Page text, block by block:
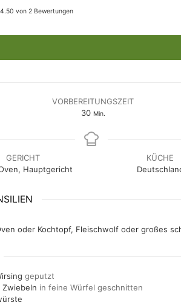
4.50 von2 Bewertungen
VORBEREITUNGSZEIT
30Minuten
Min.
GERICHT
Hauptgericht
KÜCHE
oder Kochtopf, Fleischwolf oder großes
geputzt
Zwiebeln in feine Würfel geschnitten